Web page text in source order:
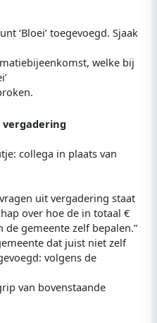
‘Bloei’ toegevoegd. Sjaak
welke bij
vergadering
collega in plaats van
uit vergadering staat
over hoe de in totaal €
de gemeente zelf bepalen.”
dat juist niet zelf
volgens de
van bovenstaande